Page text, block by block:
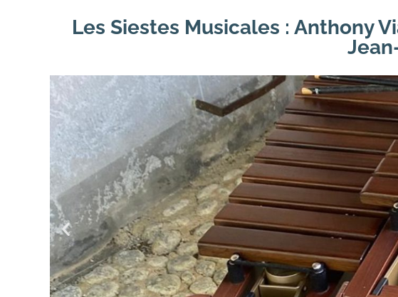
Les Siestes Musicales : Anthony